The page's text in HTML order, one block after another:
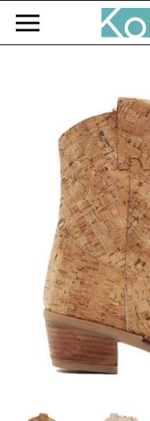
Zum Hauptinhalt springen